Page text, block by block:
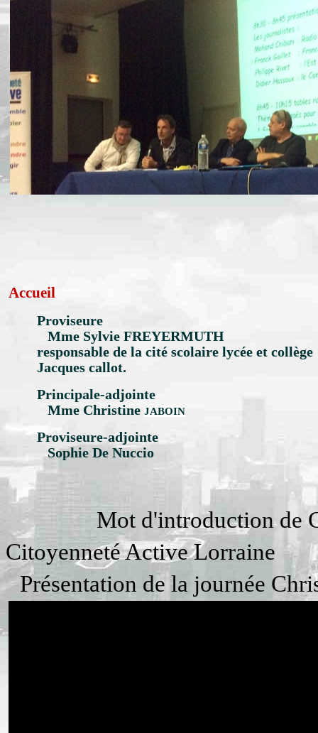
Accueil
Proviseure
Mme Sylvie FREYERMUTH
responsable de la cité scolaire lycée et collège
Jacques callot.
Principale-adjointe
Mme Christine JABOIN
Proviseure-adjointe
Sophie De Nuccio
Mot d'introduction de
Citoyenneté Active Lorraine
Présentation de la journée